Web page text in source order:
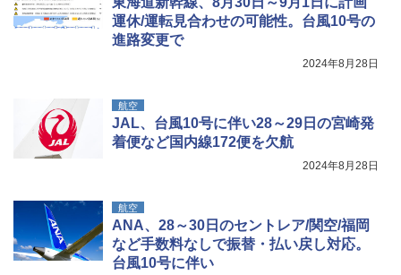
運休/運転見合わせの可能性。台風10号の
進路変更で
2024年8月28日
航空
JAL、台風10号に伴い28～29日の宮崎発
着便など国内線172便を欠航
2024年8月28日
航空
ANA、28～30日のセントレア/関空/福岡
など手数料なしで振替・払い戻し対応。
台風10号に伴い